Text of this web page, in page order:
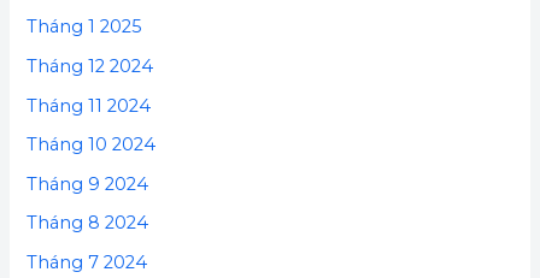
Tháng 1 2025
Tháng 12 2024
Tháng 11 2024
Tháng 10 2024
Tháng 9 2024
Tháng 8 2024
Tháng 7 2024